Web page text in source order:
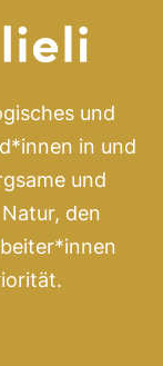
und
in und
und
den